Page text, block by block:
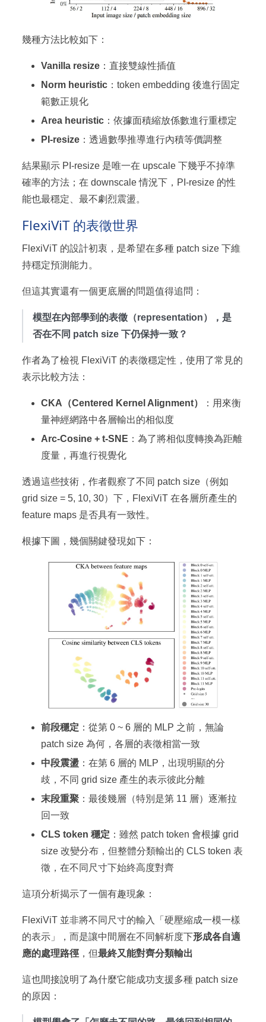
幾種方法比較如下：
Vanilla resize ：直接雙線性插值
Norm heuristic ：token embedding 後進行固定
範數正規化
Area heuristic ：依據面積縮放係數進行重標定
PI-resize ：透過數學推導進行內積等價調整
結果顯示 PI-resize 是唯一在 upscale 下幾乎不掉準
確率的方法；在 downscale 情況下，PI-resize 的性
能也最穩定、最不劇烈震盪。
FlexiViT 的表徵世界
FlexiViT 的設計初衷，是希望在多種 patch size 下維
持穩定預測能力。
但這其實還有一個更底層的問題值得追問：
模型在內部學到的表徵（representation），是
否在不同 patch size 下仍保持一致？
作者為了檢視 FlexiViT 的表徵穩定性，使用了常見的
表示比較方法：
CKA（Centered Kernel Alignment）
：用來衡
量神經網路中各層輸出的相似度
Arc-Cosine + t-SNE ：為了將相似度轉換為距離
度量，再進行視覺化
透過這些技術，作者觀察了不同 patch size（例如
grid size = 5, 10, 30）下，FlexiViT 在各層所產生的
feature maps 是否具有一致性。
根據下圖，幾個關鍵發現如下：
前段穩定 ：從第 0 ~ 6 層的 MLP 之前，無論
patch size 為何，各層的表徵相當一致
中段震盪 ：在第 6 層的 MLP，出現明顯的分
歧，不同 grid size 產生的表示彼此分離
末段重聚 ：最後幾層（特別是第 11 層）逐漸拉
回一致
CLS token 穩定 ：雖然 patch token 會根據 grid
size 改變分布，但整體分類輸出的 CLS token 表
徵，在不同尺寸下始終高度對齊
這項分析揭示了一個有趣現象：
FlexiViT 並非將不同尺寸的輸入「硬壓縮成一模一樣
的表示」，而是讓中間層在不同解析度下形成各自適
應的處理路徑 ，但最終又能對齊分類輸出
這也間接說明了為什麼它能成功支援多種 patch size
的原因：